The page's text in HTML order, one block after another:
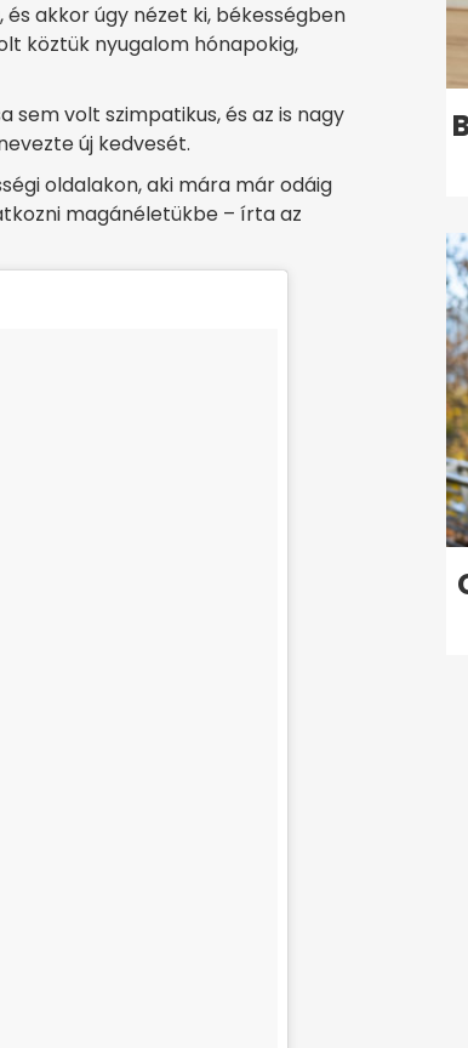
akkor úgy nézet ki, békességben
köztük nyugalom hónapokig,
sem volt szimpatikus, és az is nagy
új kedvesét.
oldalakon, aki mára már odáig
magánéletükbe – írta az